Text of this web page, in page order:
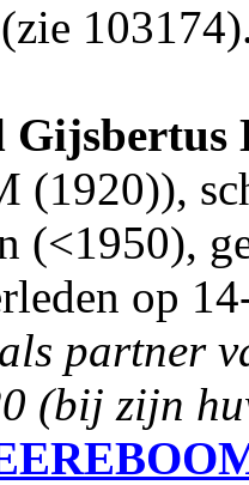
(zie
Gijsbertus
(1920)),
(<1950),
op
als partner
(bij zijn